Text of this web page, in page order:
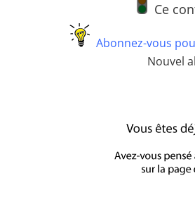
Ce
Abonnez-vous
Nouvel